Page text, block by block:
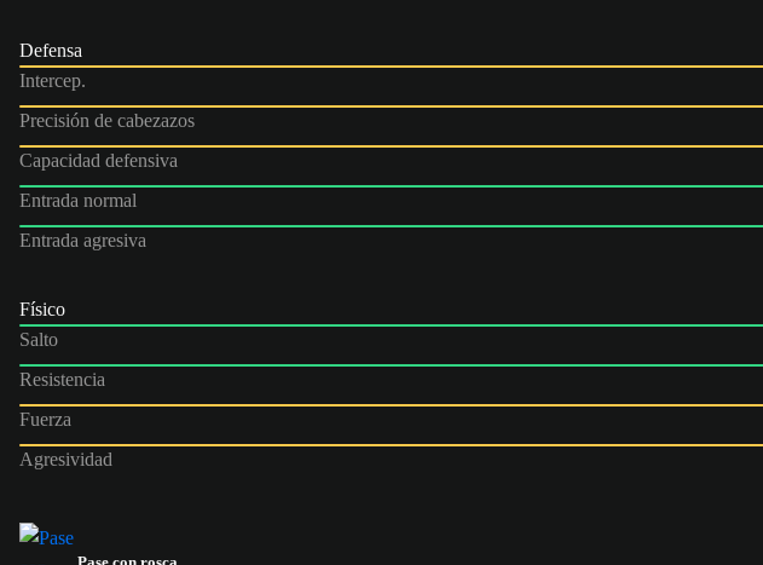
Defensa
Intercep.
Precisión de cabezazos
Capacidad defensiva
Entrada normal
Entrada agresiva
Físico
Salto
Resistencia
Fuerza
Agresividad